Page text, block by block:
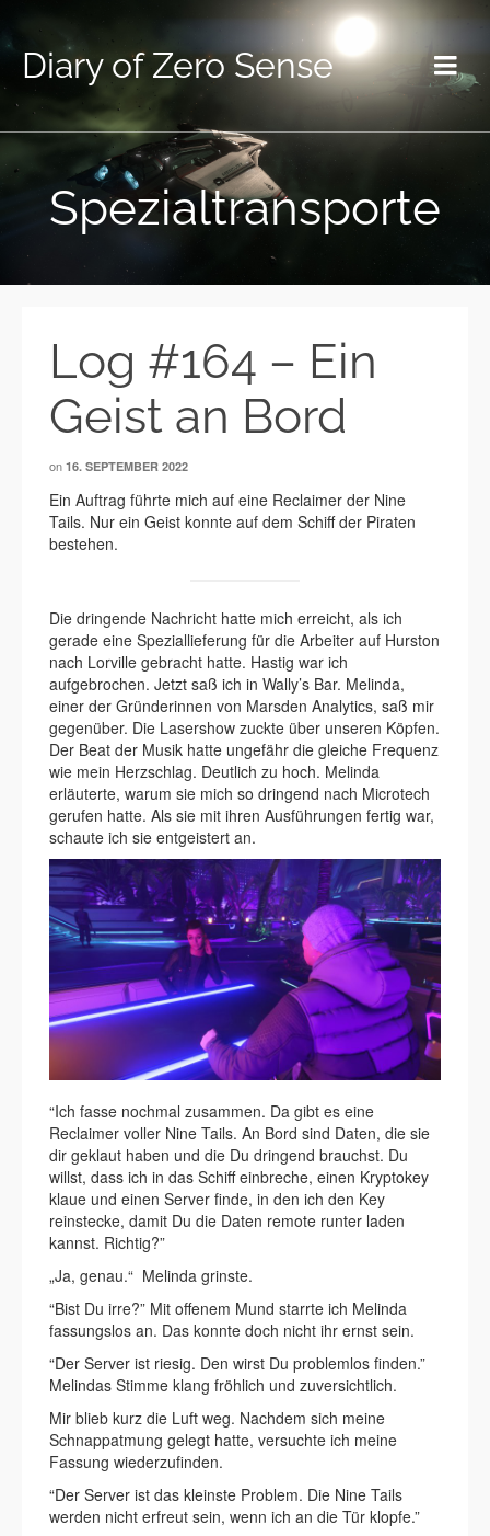
Diary of Zero Sense
Spezialtransporte
Log #164 – Ein
Geist an Bord
on 16. SEPTEMBER 2022
Ein Auftrag führte mich auf eine Reclaimer der Nine
Tails. Nur ein Geist konnte auf dem Schiff der Piraten
bestehen.
Die dringende Nachricht hatte mich erreicht, als ich
gerade eine Speziallieferung für die Arbeiter auf Hurston
nach Lorville gebracht hatte. Hastig war ich
aufgebrochen. Jetzt saß ich in Wally’s Bar. Melinda,
einer der Gründerinnen von Marsden Analytics, saß mir
gegenüber. Die Lasershow zuckte über unseren Köpfen.
Der Beat der Musik hatte ungefähr die gleiche Frequenz
wie mein Herzschlag. Deutlich zu hoch. Melinda
erläuterte, warum sie mich so dringend nach Microtech
gerufen hatte. Als sie mit ihren Ausführungen fertig war,
schaute ich sie entgeistert an.
“Ich fasse nochmal zusammen. Da gibt es eine
Reclaimer voller Nine Tails. An Bord sind Daten, die sie
dir geklaut haben und die Du dringend brauchst. Du
willst, dass ich in das Schiff einbreche, einen Kryptokey
klaue und einen Server finde, in den ich den Key
reinstecke, damit Du die Daten remote runter laden
kannst. Richtig?”
„Ja, genau.“ Melinda grinste.
“Bist Du irre?” Mit offenem Mund starrte ich Melinda
fassungslos an. Das konnte doch nicht ihr ernst sein.
“Der Server ist riesig. Den wirst Du problemlos finden.”
Melindas Stimme klang fröhlich und zuversichtlich.
Mir blieb kurz die Luft weg. Nachdem sich meine
Schnappatmung gelegt hatte, versuchte ich meine
Fassung wiederzufinden.
“Der Server ist das kleinste Problem. Die Nine Tails
werden nicht erfreut sein, wenn ich an die Tür klopfe.”